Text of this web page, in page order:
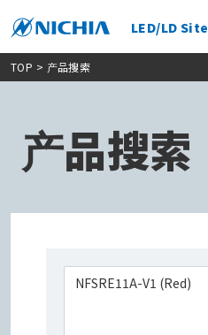
LED/LD Site
TOP > 产品搜索
产品搜索